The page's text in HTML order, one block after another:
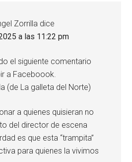
Zorrilla dice
a las 11:22 pm
el siguiente comentario
a Faceboook.
(de La galleta del Norte)
a quienes quisieran no
del director de escena
es que esta “trampita”
para quienes la vivimos